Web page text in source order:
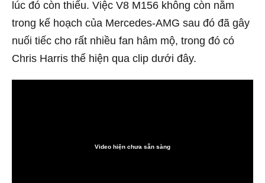
lúc đó còn thiếu. Việc V8 M156 không còn nằm
trong kế hoạch của Mercedes-AMG sau đó đã gây
nuối tiếc cho rất nhiều fan hâm mộ, trong đó có
Chris Harris thể hiện qua clip dưới đây.
Video hiện chưa sẵn sàng